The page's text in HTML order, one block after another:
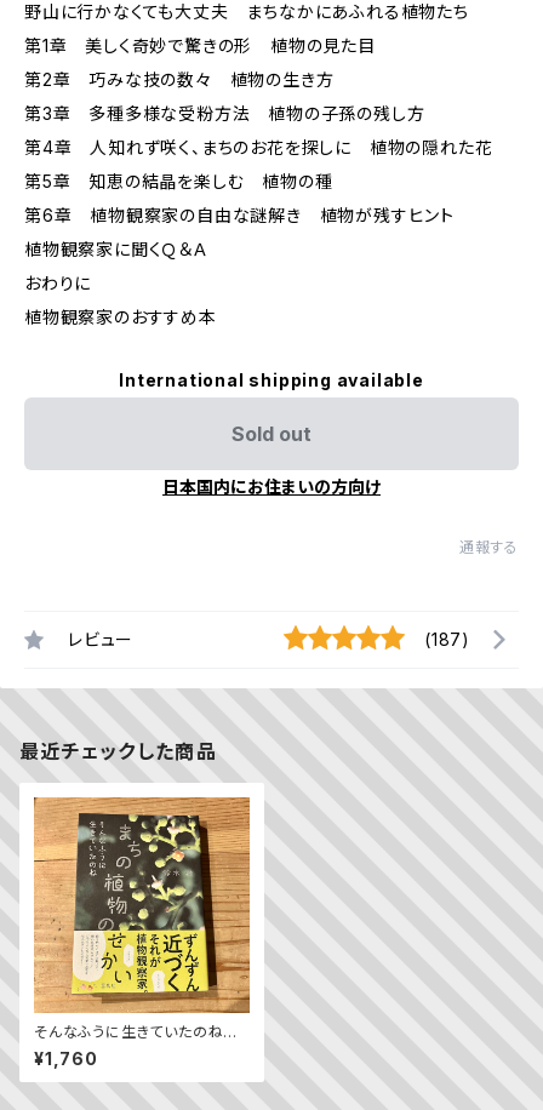
野山に行かなくても大丈夫 まちなかにあふれる植物たち
第1章 美しく奇妙で驚きの形 植物の見た目
第2章 巧みな技の数々 植物の生き方
第3章 多種多様な受粉方法 植物の子孫の残し方
第4章 人知れず咲く、まちのお花を探しに 植物の隠れた花
第5章 知恵の結晶を楽しむ 植物の種
第6章 植物観察家の自由な謎解き 植物が残すヒント
植物観察家に聞くＱ＆Ａ
おわりに
植物観察家のおすすめ本
International shipping available
Sold out
日本国内にお住まいの方向け
通報する
レビュー (187)
最近チェックした商品
そんなふうに生きていたのね
まちの植物のせかい
¥1,760